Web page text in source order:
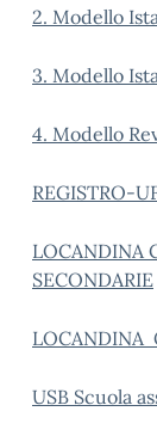
2. Modello
3. Modello
4. Modello
REGISTRO-
LOCANDINA
SECONDARIE
LOCANDINA
USB Scuola